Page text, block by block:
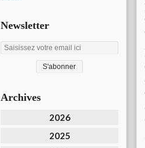
Newsletter
Archives
2026
2025